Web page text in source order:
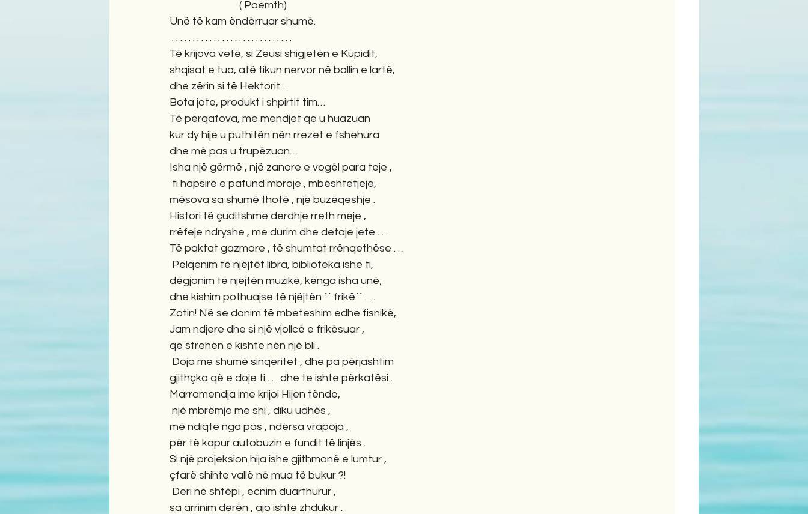
                             ( Poemth)
Unë të kam ëndërruar shumë.
. . . . . . . . . . . . . . . . . . . . . . . . . . . . .
Të krijova vetë, si Zeusi shigjetën e Kupidit,
shqisat e tua, atë tikun nervor në ballin e lartë,
dhe zërin si të Hektorit…
Bota jote, produkt i shpirtit tim…
Të përqafova, me mendjet qe u huazuan
kur dy hije u puthitën nën rrezet e fshehura
dhe më pas u trupëzuan…
Isha një gërmë , një zanore e vogël para teje ,
ti hapsirë e pafund mbroje , mbështetjeje,
mësova sa shumë thotë , një buzëqeshje .
Histori të çuditshme derdhje rreth meje ,
rrëfeje ndryshe , me durim dhe detaje jete . . .
Të paktat gazmore , të shumtat rrënqethëse . . .
Pëlqenim të njëjtët libra, biblioteka ishe ti,
dëgjonim të njëjtën muzikë, kënga isha unë;
dhe kishim pothuajse të njëjtën ´´ frikë´´ . . .
Zotin! Në se donim të mbeteshim edhe fisnikë,
Jam ndjere dhe si një vjollcë e frikësuar ,
që strehën e kishte nën një bli .
Doja me shumë sinqeritet , dhe pa përjashtim
gjithçka që e doje ti . . . dhe te ishte përkatësi .
Marramendja ime krijoi Hijen tënde,
një mbrëmje me shi , diku udhës ,
më ndiqte nga pas , ndërsa vrapoja ,
për të kapur autobuzin e fundit të linjës .
Si një projeksion hija ishe gjithmonë e lumtur ,
çfarë shihte vallë në mua të bukur ?!
Deri në shtëpi , ecnim duarthurur ,
sa arrinim derën , ajo ishte zhdukur .